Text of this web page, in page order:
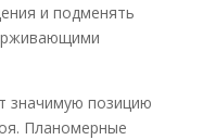
и подменять
значимую позицию
Планомерные